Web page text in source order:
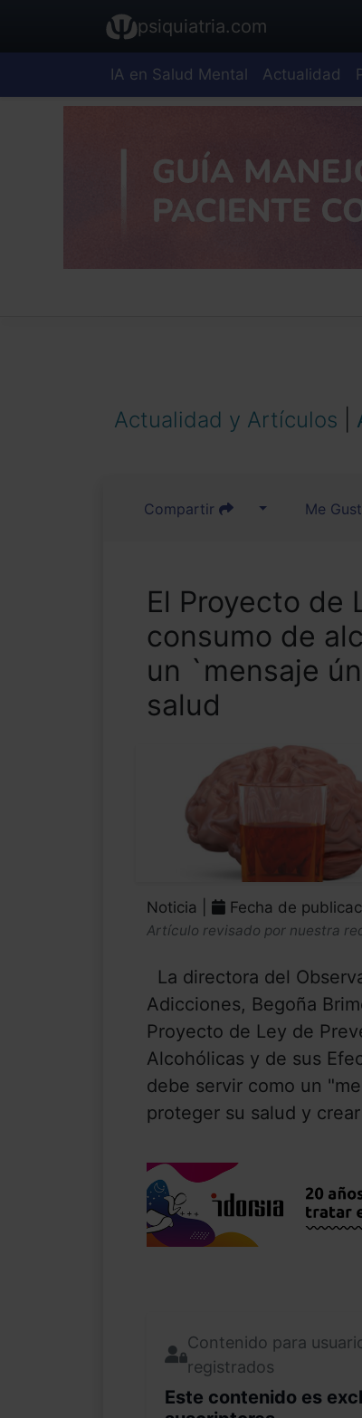
psiquiatria.com
IA en Salud Mental Actualidad
Actualidad y Artículos
Compartir Me
El Proyecto de
consumo de
un `mensaje
salud
Noticia | Fecha de
Artículo revisado por nuestra
La directora del
Adicciones, Begoña
Proyecto de Ley de
Alcohólicas y de sus
debe servir como un
proteger su salud y
Contenido para
registrados
Este contenido es